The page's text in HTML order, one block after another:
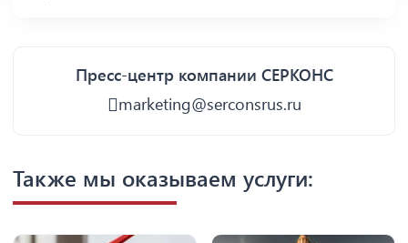
Пресс-центр компании СЕРКОНС
marketing@serconsrus.ru
Также мы оказываем услуги: